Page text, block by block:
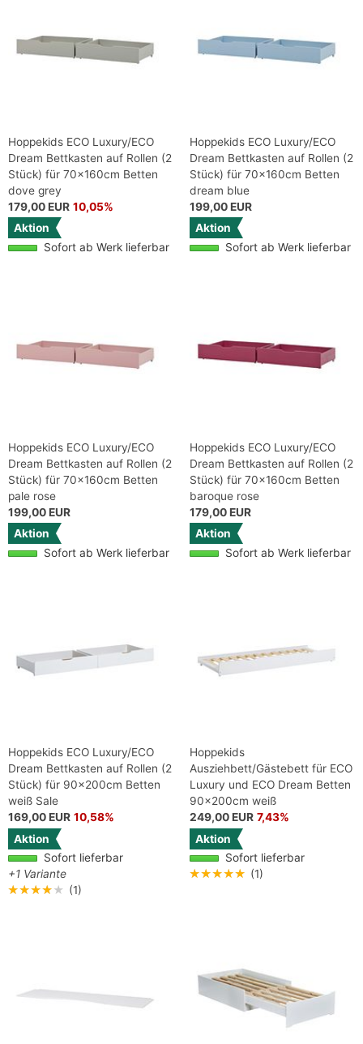
Hoppekids ECO Luxury/ECO
Dream Bettkasten auf Rollen (2
Stück) für 70x160cm Betten
dove grey
179,00 EUR 10,05%
Aktion
Sofort ab Werk lieferbar
Hoppekids ECO Luxury/ECO
Dream Bettkasten auf Rollen (2
Stück) für 70x160cm Betten
dream blue
199,00 EUR
Aktion
Sofort ab Werk lieferbar
Hoppekids ECO Luxury/ECO
Dream Bettkasten auf Rollen (2
Stück) für 70x160cm Betten
pale rose
199,00 EUR
Aktion
Sofort ab Werk lieferbar
Hoppekids ECO Luxury/ECO
Dream Bettkasten auf Rollen (2
Stück) für 70x160cm Betten
baroque rose
179,00 EUR
Aktion
Sofort ab Werk lieferbar
Hoppekids ECO Luxury/ECO
Dream Bettkasten auf Rollen (2
Stück) für 90x200cm Betten
weiß Sale
169,00 EUR 10,58%
Aktion
Sofort lieferbar
+1 Variante
★★★★★ (1)
Hoppekids
Ausziehbett/Gästebett für ECO
Luxury und ECO Dream Betten
90x200cm weiß
249,00 EUR 7,43%
Aktion
Sofort lieferbar
★★★★★ (1)